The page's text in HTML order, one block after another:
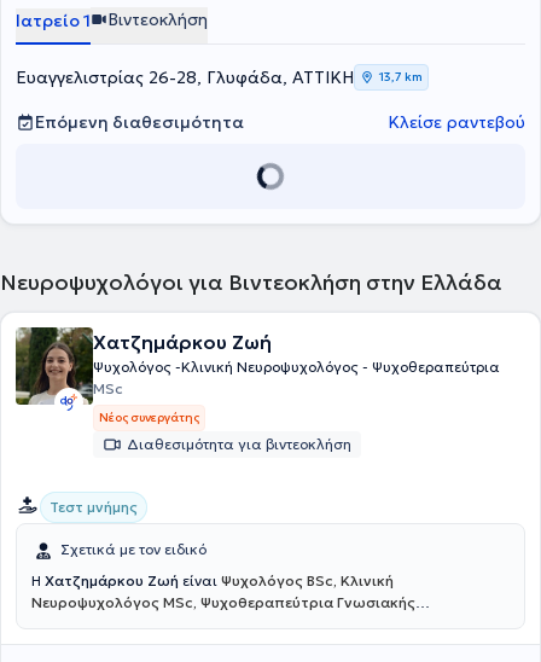
Ιατρείο 1 Βιντεοκλήση
Ευαγγελιστρίας 26-28, Γλυφάδα, ΑΤΤΙΚΗ 13,7 km
Επόμενη διαθεσιμότητα Κλείσε ραντεβού
Νευροψυχολόγοι για Βιντεοκλήση στην Ελλάδα
Χατζημάρκου Ζωή
Ψυχολόγος -Κλινική Νευροψυχολόγος - Ψυχοθεραπεύτρια
MSc
Νέος συνεργάτης
Διαθεσιμότητα για βιντεοκλήση
Τεστ μνήμης
Σχετικά με τον ειδικό
Η Χατζημάρκου Ζωή είναι Ψυχολόγος BSc, Κλινική
Νευροψυχολόγος MSc, Ψυχοθεραπεύτρια Γνωσιακής
συνεδρίες. Είναι αριστούχος απόφοιτη του Αριστοτελείου